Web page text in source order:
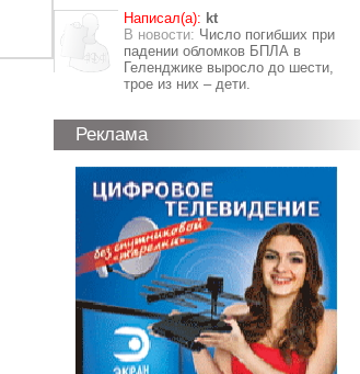
Написал(а): kt
В новости: Число погибших при
падении обломков БПЛА в
Геленджике выросло до шести,
трое из них – дети.
Реклама